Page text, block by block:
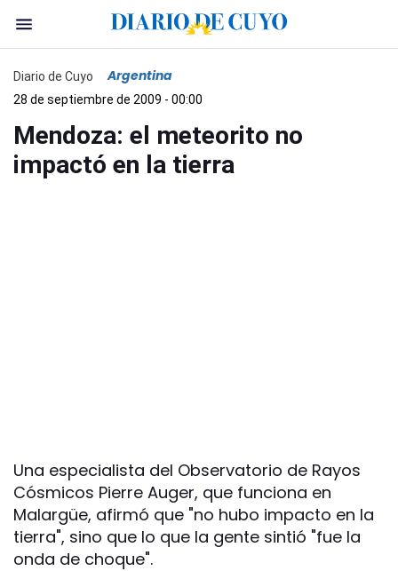
Diario de Cuyo Argentina
28 de septiembre de 2009 - 00:00
Mendoza: el meteorito no
impactó en la tierra
Una especialista del Observatorio de Rayos
Cósmicos Pierre Auger, que funciona en
Malargüe, afirmó que "no hubo impacto en la
tierra", sino que lo que la gente sintió "fue la
onda de choque".